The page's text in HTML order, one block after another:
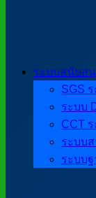
ระบบสนับส
SGS
ระบบ
CCT
ระบบ
ระบบ